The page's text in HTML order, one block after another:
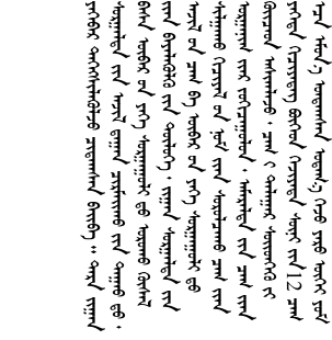
                                                              12   